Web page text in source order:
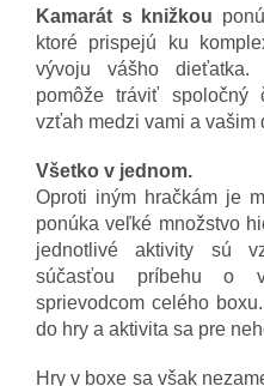
Kamarát s knižkou
ktoré prispejú ku
vývoju vášho
pomôže tráviť spoločný
vzťah medzi vami a vašim
Všetko v jednom.
Oproti iným hračkám je
ponúka veľké množstvo
jednotlivé aktivity sú
súčasťou príbehu o
sprievodcom celého
do hry a aktivita sa pre
Hry v boxe sa však